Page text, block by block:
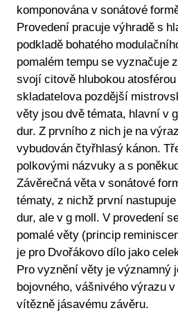
komponována v sonátové
Provedení pracuje výhradě s
podkladě bohatého
pomalém tempu se vyznačuje
svojí citově hlubokou
skladatelova pozdější
věty jsou dvě témata, hlavní v
dur. Z prvního z nich je na
vybudován čtyřhlasý kánon.
polkovými názvuky a s
Závěrečná věta v sonátové
tématy, z nichž první
dur, ale v g moll. V provedení
pomalé věty (princip
je pro Dvořákovo dílo jako
Pro vyznění věty je významný
bojovného, vášnivého výrazu
vítězně jásavému závěru.